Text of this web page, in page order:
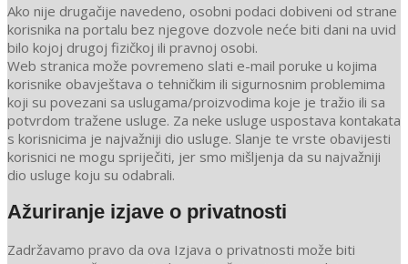
Ako nije drugačije navedeno, osobni podaci dobiveni od strane
korisnika na portalu bez njegove dozvole neće biti dani na uvid
bilo kojoj drugoj fizičkoj ili pravnoj osobi.
Web stranica može povremeno slati e-mail poruke u kojima
korisnike obavještava o tehničkim ili sigurnosnim problemima
koji su povezani sa uslugama/proizvodima koje je tražio ili sa
potvrdom tražene usluge. Za neke usluge uspostava kontakata
s korisnicima je najvažniji dio usluge. Slanje te vrste obavijesti
korisnici ne mogu spriječiti, jer smo mišljenja da su najvažniji
dio usluge koju su odabrali.
Ažuriranje izjave o privatnosti
Zadržavamo pravo da ova Izjava o privatnosti može biti